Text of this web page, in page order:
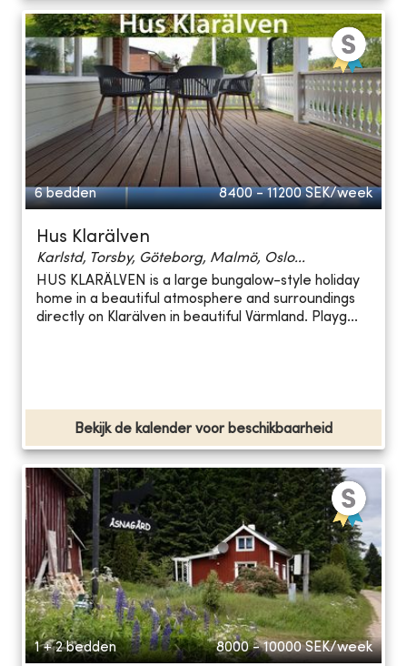
6 bedden 8400 - 11200 SEK/week
Hus Klarälven
Karlstd, Torsby, Göteborg, Malmö, Oslo...
HUS KLARÄLVEN is a large bungalow-style holiday
home in a beautiful atmosphere and surroundings
directly on Klarälven in beautiful Värmland. Playg...
Bekijk de kalender voor beschikbaarheid
1 + 2 bedden 8000 - 10000 SEK/week